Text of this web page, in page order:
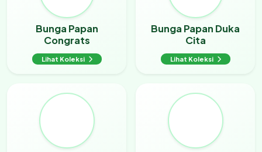
Bunga Papan
Congrats
Lihat Koleksi
Bunga Papan Duka
Cita
Lihat Koleksi